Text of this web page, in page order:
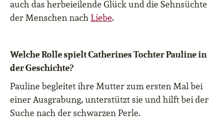
auch das herbeieilende Glück und die Sehnsüchte
der Menschen nachLiebe.
Welche Rolle spielt Catherines Tochter Pauline in
der Geschichte?
Pauline begleitet ihre Mutter zum ersten Mal bei
einer Ausgrabung, unterstützt sie und hilft bei der
Suche nach der schwarzen Perle.